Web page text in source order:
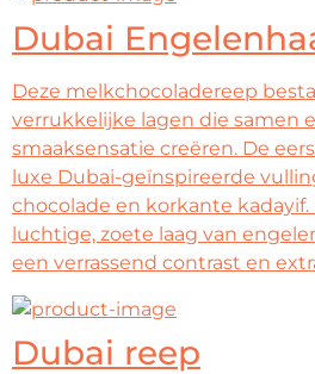
Dubai
Deze melkchocoladereep
verrukkelijke lagen die samen
smaaksensatie creëren. De
luxe Dubai-geïnspireerde
chocolade en korkante
luchtige, zoete laag van
een verrassend contrast en
Dubai reep